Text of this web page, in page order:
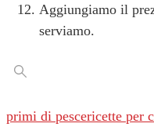
Aggiungiamo il
serviamo.
primi di pescericette per